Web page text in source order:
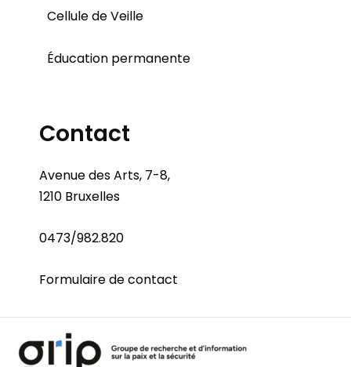
Cellule de Veille
Éducation permanente
Contact
Avenue des Arts, 7-8,
1210 Bruxelles
0473/982.820
Formulaire de contact